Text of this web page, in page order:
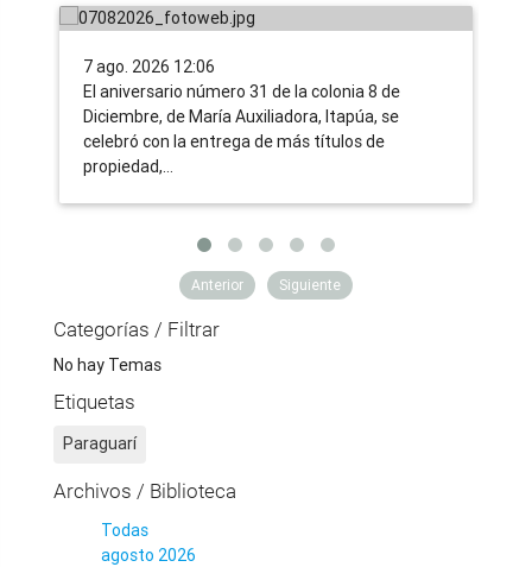
7 ago. 2026 12:06
​El aniversario número 31 de la colonia 8 de
Diciembre, de María Auxiliadora, Itapúa, se
celebró con la entrega de más títulos de
propiedad,…
Anterior Siguiente
Categorías / Filtrar
No hay Temas
Etiquetas
Paraguarí
Archivos / Biblioteca
Todas
agosto 2026